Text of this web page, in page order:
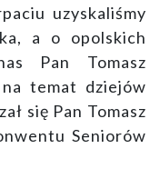
uzyskaliśmy
a o opolskich
Pan Tomasz
temat dziejów
się Pan Tomasz
Seniorów